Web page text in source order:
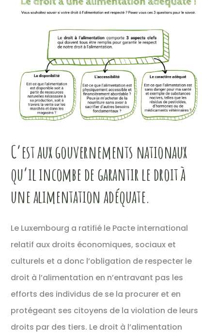
C’est aux gouvernements nationaux
qu’il incombe de garantir le droit à
une alimentation adéquate.
Le Luxembourg a ratifié le Pacte international
relatif aux droits économiques, sociaux et
culturels et a donc l’obligation de respecter le
droit à l’alimentation en n’entravant pas les
efforts des individus de se la procurer et en
protégeant ses citoyens de la violation de leurs
droits par des tiers. Le droit à l’alimentation